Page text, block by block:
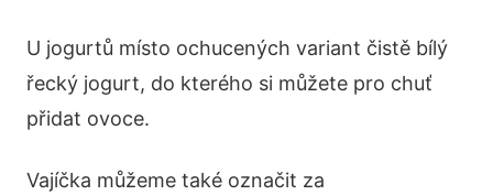
U jogurtů místo ochucených variant čistě bílý
řecký jogurt, do kterého si můžete pro chuť
přidat ovoce.
Vajíčka můžeme také označit za